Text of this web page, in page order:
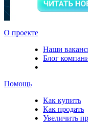
О проекте
Наши
Блог
Помощь
Как купить
Как продать
Увеличить